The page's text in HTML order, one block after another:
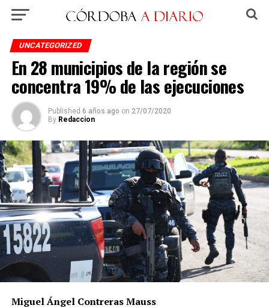
UNCATEGORIZED
En 28 municipios de la región se
concentra 19% de las ejecuciones
Published 6 años ago on 27/07/2020
By Redaccion
Miguel Ángel Contreras Mauss